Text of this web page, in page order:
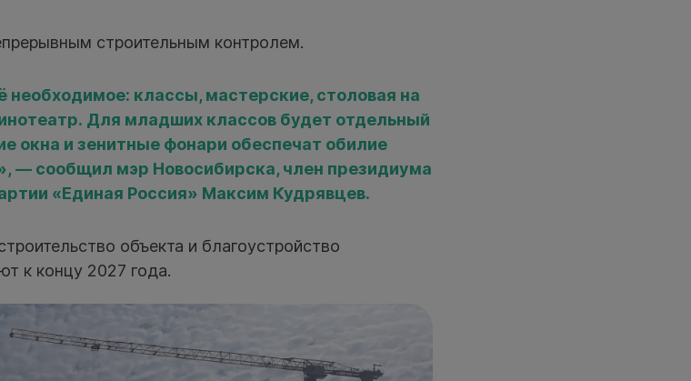
строительным контролем.
классы, мастерские, столовая на
Для младших классов будет отдельный
окна и зенитные фонари обеспечат обилие
— сообщил мэр Новосибирска, член президиума
«Единая Россия» Максим Кудрявцев.
объекта и благоустройство
к концу 2027 года.